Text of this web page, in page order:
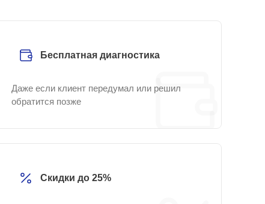
Бесплатная диагностика
Даже если клиент передумал или решил
обратится позже
Скидки до 25%